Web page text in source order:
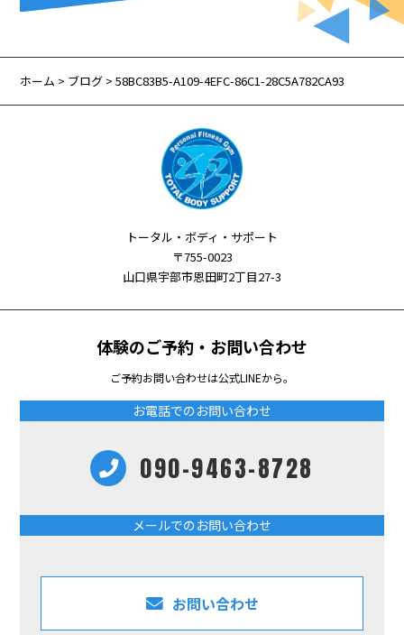
ホーム > ブログ > 58BC83B5-A109-4EFC-86C1-28C5A782CA93
トータル・ボディ・サポート
〒755-0023
山口県宇部市恩田町2丁目27-3
体験のご予約・お問い合わせ
ご予約お問い合わせは公式LINEから。
お電話でのお問い合わせ
090-9463-8728
メールでのお問い合わせ
お問い合わせ